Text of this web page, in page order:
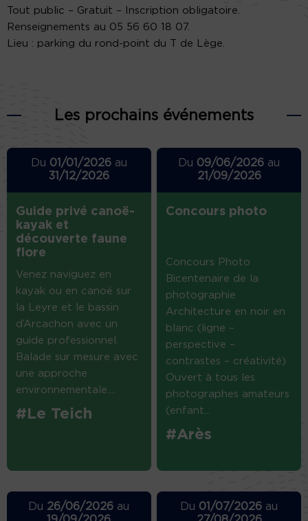
Tout public – Gratuit – Inscription obligatoire.
Renseignements au 05 56 60 18 07.
Lieu : parking du rond-point du T de Lège.
Les prochains événements
Du 01/01/2026au
31/12/2026
Guide privé canoë-
kayak et
découverte faune
flore
Venez naviguez en
kayak ou en canoë sur
la Leyre et le bassin
d’Arcachon avec un
guide professionnel.
Balade sur mesure avec
une approche
environnementale....
#Le Teich
Du 09/06/2026 au
21/09/2026
Concours photo
Concours Photo
Bicentenaire de la
photographie
Architecture en noir en
blanc (ligne –
perspective –
contrastes – créativité)
Ouvert à tous les
photographes amateurs
(enfant...
#Arès
Du 26/06/2026 au
Du 01/07/2026 au